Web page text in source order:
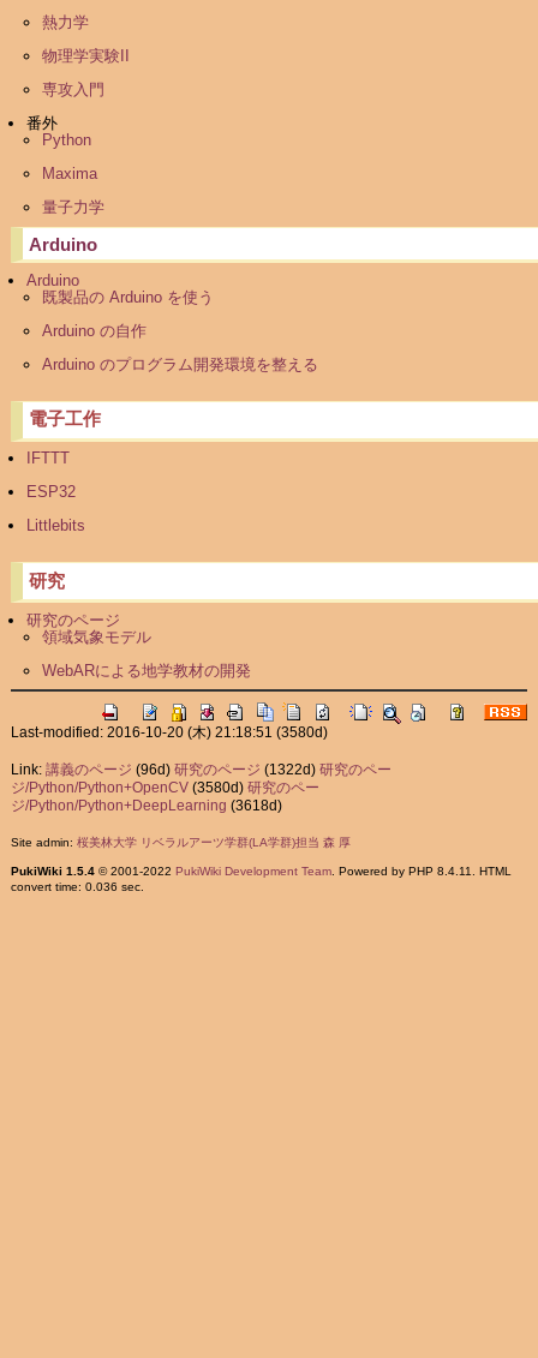
熱力学
物理学実験II
専攻入門
番外
Python
Maxima
量子力学
Arduino
Arduino
既製品の Arduino を使う
Arduino の自作
Arduino のプログラム開発環境を整える
電子工作
IFTTT
ESP32
Littlebits
研究
研究のページ
領域気象モデル
WebARによる地学教材の開発
Last-modified: 2016-10-20 (木) 21:18:51 (3580d)
Link: 講義のページ (96d) 研究のページ (1322d) 研究のペー
ジ/Python/Python+OpenCV(3580d) 研究のペー
ジ/Python/Python+DeepLearning (3618d)
Site admin: 桜美林大学 リベラルアーツ学群(LA学群)担当 森 厚
PukiWiki 1.5.4© 2001-2022 PukiWiki Development Team. Powered by PHP 8.4.11. HTML
convert time: 0.036 sec.